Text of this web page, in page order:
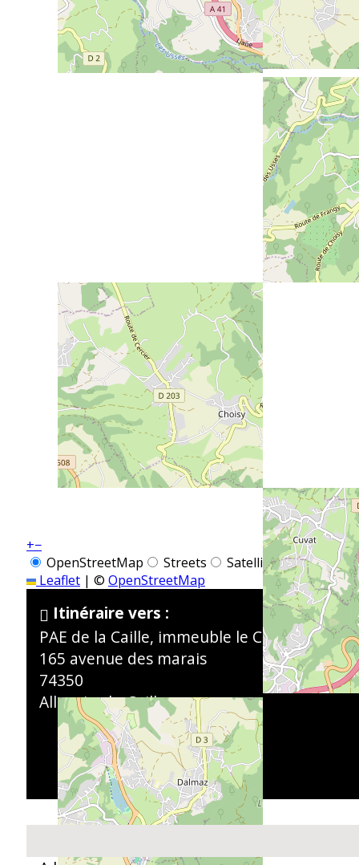
+−
OpenStreetMap
Streets
Satellite
Leaflet | © OpenStreetMap
Itinéraire vers :
PAE de la Caille, immeuble le Concorde
165 avenue des marais
74350
Allonzier-la-Caille